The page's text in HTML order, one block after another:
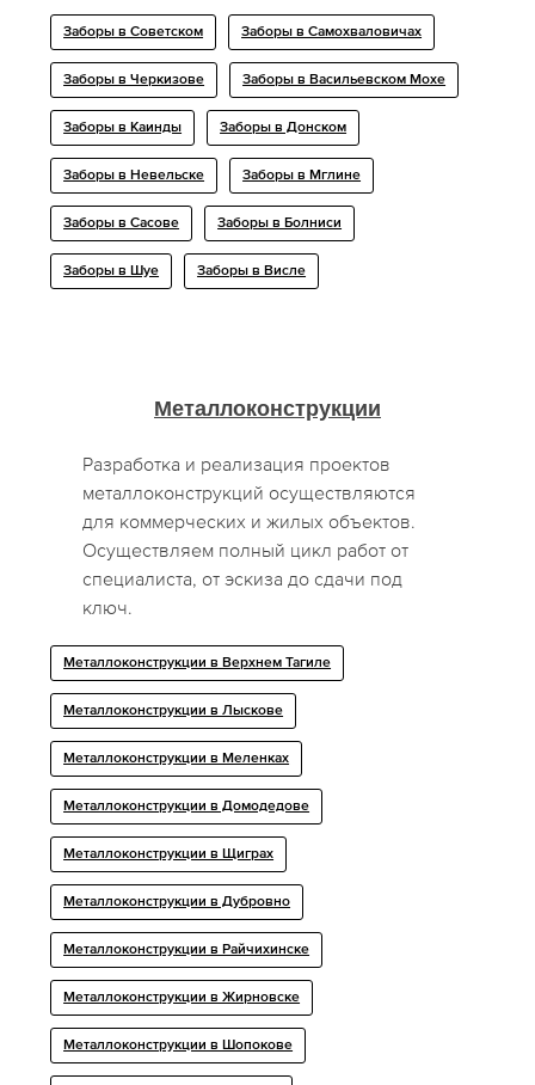
Заборы в Советском Заборы в Самохваловичах
Заборы в Черкизове Заборы в Васильевском Мохе
Заборы в Каинды Заборы в Донском
Заборы в Невельске Заборы в Мглине
Заборы в Сасове Заборы в Болниси
Заборы в Шуе Заборы в Висле
Металлоконструкции
Разработка и реализация проектов
металлоконструкций осуществляются
для коммерческих и жилых объектов.
Осуществляем полный цикл работ от
специалиста, от эскиза до сдачи под
ключ.
Металлоконструкции в Верхнем Тагиле
Металлоконструкции в Лыскове
Металлоконструкции в Меленках
Металлоконструкции в Домодедове
Металлоконструкции в Щиграх
Металлоконструкции в Дубровно
Металлоконструкции в Райчихинске
Металлоконструкции в Жирновске
Металлоконструкции в Шопокове